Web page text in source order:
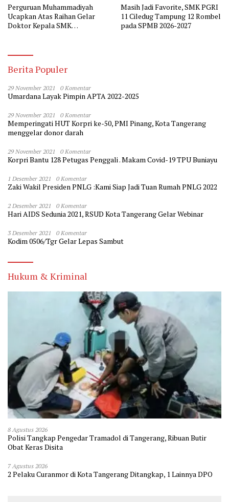
Perguruan Muhammadiyah
Ucapkan Atas Raihan Gelar
Doktor Kepala SMK
Masih Jadi Favorite, SMK PGRI
11 Ciledug Tampung 12 Rombel
pada SPMB 2026-2027
Berita Populer
29 November 2021 0 Komentar
Umardana Layak Pimpin APTA 2022-2025
29 November 2021 0 Komentar
Memperingati HUT Korpri ke-50, PMI Pinang, Kota Tangerang
menggelar donor darah
29 November 2021 0 Komentar
Korpri Bantu 128 Petugas Penggali . Makam Covid-19 TPU Buniayu
1 Desember 2021 0 Komentar
Zaki Wakil Presiden PNLG :Kami Siap Jadi Tuan Rumah PNLG 2022
2 Desember 2021 0 Komentar
Hari AIDS Sedunia 2021, RSUD Kota Tangerang Gelar Webinar
3 Desember 2021 0 Komentar
Kodim 0506/Tgr Gelar Lepas Sambut
Hukum & Kriminal
8 Agustus 2026
Polisi Tangkap Pengedar Tramadol di Tangerang, Ribuan Butir
Obat Keras Disita
7 Agustus 2026
2 Pelaku Curanmor di Kota Tangerang Ditangkap, 1 Lainnya DPO